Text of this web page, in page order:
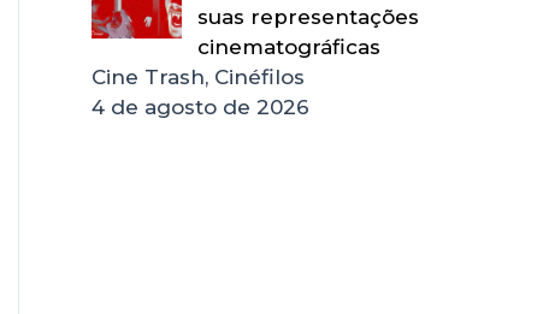
suas representações
cinematográficas
Cine Trash, Cinéfilos
4 de agosto de 2026